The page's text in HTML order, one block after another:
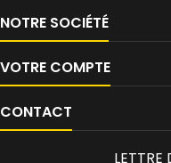
NOTRE SOCIÉTÉ
VOTRE COMPTE
CONTACT
LETTRE